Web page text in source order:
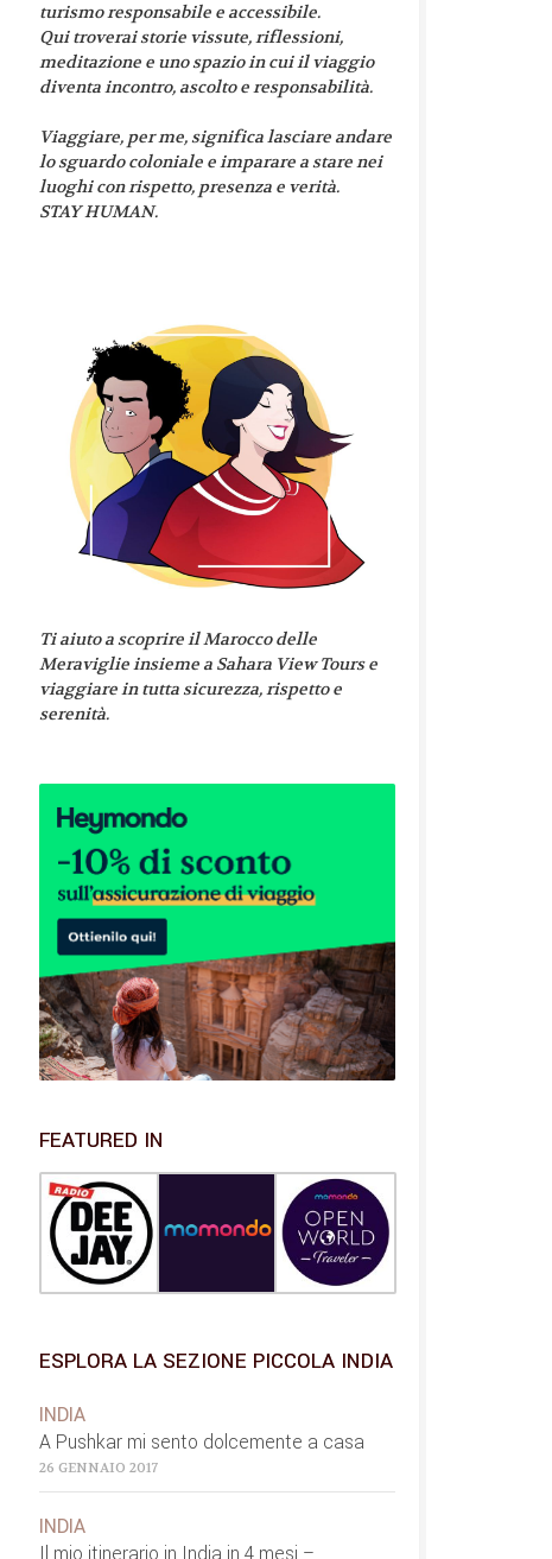
turismo responsabile e accessibile.
Qui troverai storie vissute, riflessioni,
meditazione e uno spazio in cui il viaggio
diventa incontro, ascolto e responsabilità.
Viaggiare, per me, significa lasciare andare
lo sguardo coloniale e imparare a stare nei
luoghi con rispetto, presenza e verità.
STAY HUMAN.
Ti aiuto a scoprire il Marocco delle
Meraviglie insieme a Sahara View Tours e
viaggiare in tutta sicurezza, rispetto e
serenità.
FEATURED IN
ESPLORA LA SEZIONE PICCOLA INDIA
INDIA
A Pushkar mi sento dolcemente a casa
26 GENNAIO 2017
INDIA